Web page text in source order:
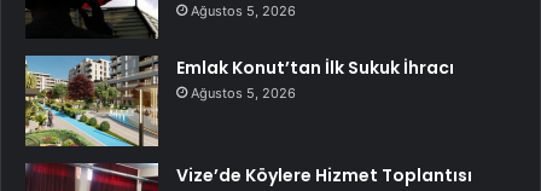
Ağustos 5, 2026
Emlak Konut’tan İlk Sukuk İhracı
Ağustos 5, 2026
Vize’de Köylere Hizmet Toplantısı